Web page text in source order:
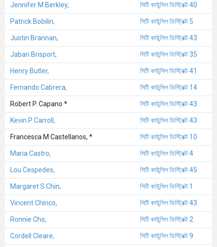
Jennifer M Berkley, সিটি কাউন্সিল ডিস্ট্রিক্ট 40
Patrick Bobilin, সিটি কাউন্সিল ডিস্ট্রিক্ট 5
Justin Brannan, সিটি কাউন্সিল ডিস্ট্রিক্ট 43
Jabari Brisport, সিটি কাউন্সিল ডিস্ট্রিক্ট 35
Henry Butler, সিটি কাউন্সিল ডিস্ট্রিক্ট 41
Fernando Cabrera, সিটি কাউন্সিল ডিস্ট্রিক্ট 14
Robert P. Capano * সিটি কাউন্সিল ডিস্ট্রিক্ট 43
Kevin P Carroll, সিটি কাউন্সিল ডিস্ট্রিক্ট 43
Francesca M Castellanos, * সিটি কাউন্সিল ডিস্ট্রিক্ট 10
Maria Castro, সিটি কাউন্সিল ডিস্ট্রিক্ট 4
Lou Cespedes, সিটি কাউন্সিল ডিস্ট্রিক্ট 45
Margaret S Chin, সিটি কাউন্সিল ডিস্ট্রিক্ট 1
Vincent Chirico, সিটি কাউন্সিল ডিস্ট্রিক্ট 43
Ronnie Cho, সিটি কাউন্সিল ডিস্ট্রিক্ট 2
Cordell Cleare, সিটি কাউন্সিল ডিস্ট্রিক্ট 9